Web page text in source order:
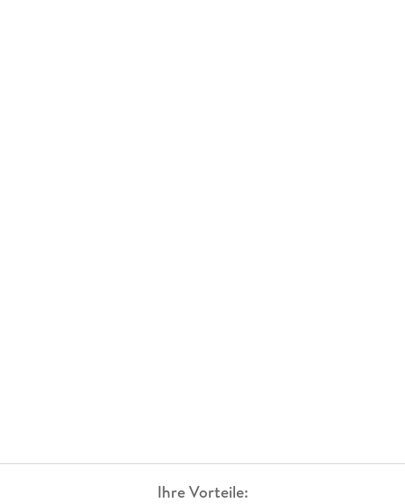
Ihre Vorteile: